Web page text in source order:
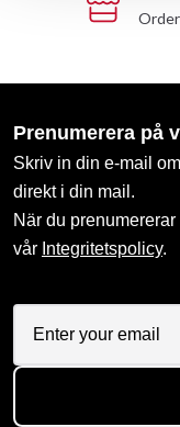
Prenumerera på
Skriv in din e-mail
direkt i din mail.
När du
vår Integritetspolicy.